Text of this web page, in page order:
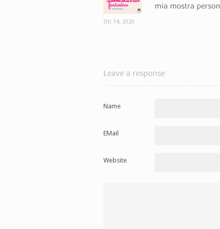
Ott 14, 2020
Name
EMail
Website